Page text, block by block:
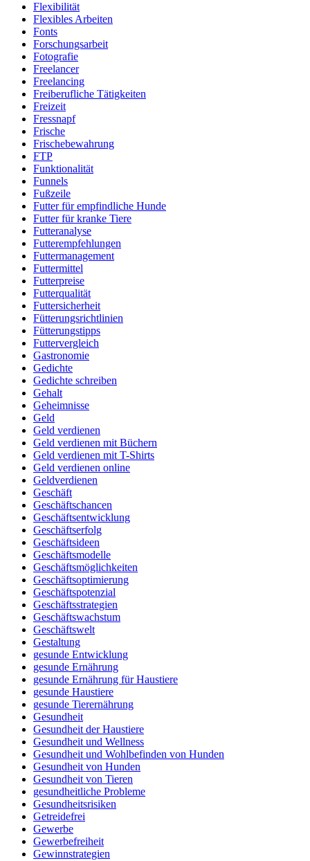
Flexibilität
Flexibles Arbeiten
Fonts
Forschungsarbeit
Fotografie
Freelancer
Freelancing
Freiberufliche Tätigkeiten
Freizeit
Fressnapf
Frische
Frischebewahrung
FTP
Funktionalität
Funnels
Fußzeile
Futter für empfindliche Hunde
Futter für kranke Tiere
Futteranalyse
Futterempfehlungen
Futtermanagement
Futtermittel
Futterpreise
Futterqualität
Futtersicherheit
Fütterungsrichtlinien
Fütterungstipps
Futtervergleich
Gastronomie
Gedichte
Gedichte schreiben
Gehalt
Geheimnisse
Geld
Geld verdienen
Geld verdienen mit Büchern
Geld verdienen mit T-Shirts
Geld verdienen online
Geldverdienen
Geschäft
Geschäftschancen
Geschäftsentwicklung
Geschäftserfolg
Geschäftsideen
Geschäftsmodelle
Geschäftsmöglichkeiten
Geschäftsoptimierung
Geschäftspotenzial
Geschäftsstrategien
Geschäftswachstum
Geschäftswelt
Gestaltung
gesunde Entwicklung
gesunde Ernährung
gesunde Ernährung für Haustiere
gesunde Haustiere
gesunde Tierernährung
Gesundheit
Gesundheit der Haustiere
Gesundheit und Wellness
Gesundheit und Wohlbefinden von Hunden
Gesundheit von Hunden
Gesundheit von Tieren
gesundheitliche Probleme
Gesundheitsrisiken
Getreidefrei
Gewerbe
Gewerbefreiheit
Gewinnstrategien